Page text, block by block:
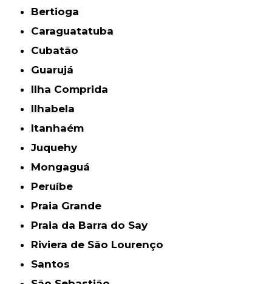
Bertioga
Caraguatatuba
Cubatão
Guarujá
Ilha Comprida
Ilhabela
Itanhaém
Juquehy
Mongaguá
Peruíbe
Praia Grande
Praia da Barra do Say
Riviera de São Lourenço
Santos